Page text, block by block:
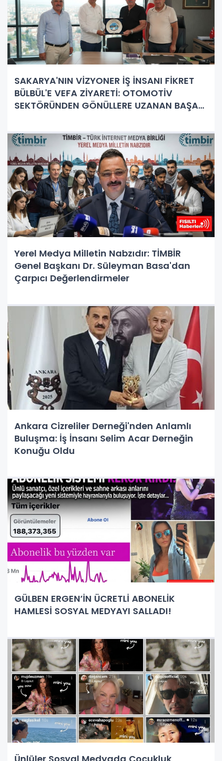
SAKARYA'NIN VİZYONER İŞ İNSANI FİKRET
BÜLBÜL'E VEFA ZİYARETİ: OTOMOTİV
SEKTÖRÜNDEN GÖNÜLLERE UZANAN BAŞARI
Yerel Medya Milletin Nabzıdır: TİMBİR
Genel Başkanı Dr. Süleyman Basa'dan
Çarpıcı Değerlendirmeler
Ankara Cizreliler Derneği'nden Anlamlı
Buluşma: İş İnsanı Selim Acar Derneğin
Konuğu Oldu
GÜLBEN ERGEN’İN ÜCRETLİ ABONELİK
HAMLESİ SOSYAL MEDYAYI SALLADI!
Ünlüler Sosyal Medyada Çocukluk